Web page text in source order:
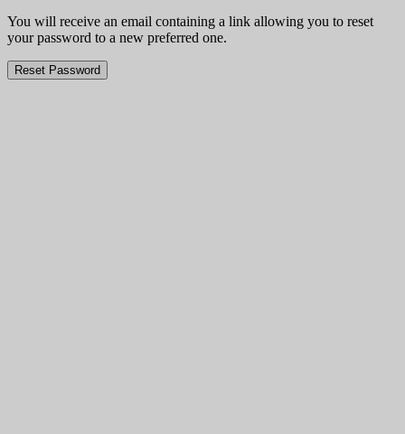
You will receive an email containing a link allowing you to reset
your password to a new preferred one.